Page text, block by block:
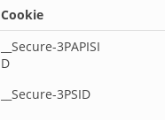
Cookie
__Secure-3PAPISI
D
__Secure-3PSID